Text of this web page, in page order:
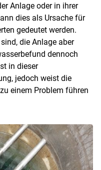
Anlage oder in ihrer
dies als Ursache für
gedeutet werden.
die Anlage aber
dennoch
in dieser
jedoch weist die
einem Problem führen